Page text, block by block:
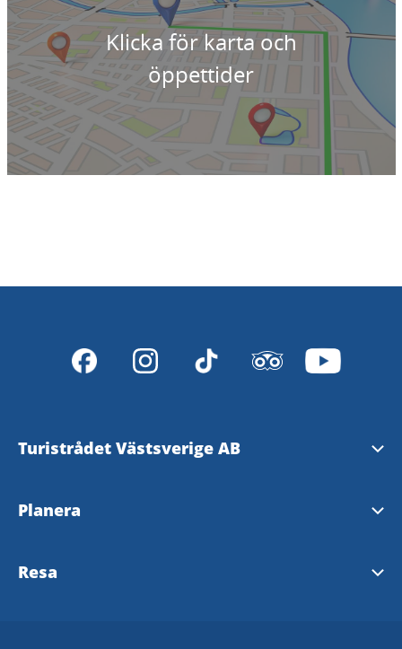
Klicka för karta och
öppettider
Turistrådet Västsverige AB
Tipsa om evenemang
Planera
Nyhetsbrev från Västsverige
Resa